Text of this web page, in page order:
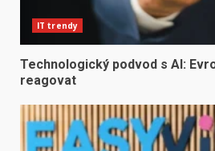
IT trendy
Technologický podvod s AI:
reagovat